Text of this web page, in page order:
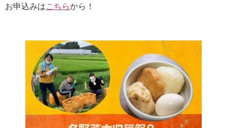
お申込みはこちらから！